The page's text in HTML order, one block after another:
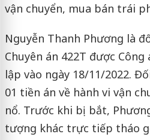
vận chuyển, mua bán trái
Nguyễn Thanh Phương là
Chuyên án 422T được
lập vào ngày 18/11/2022.
01 tiền án về hành vi vận
nổ. Trước khi bị bắt,
tượng khác trực tiếp tháo